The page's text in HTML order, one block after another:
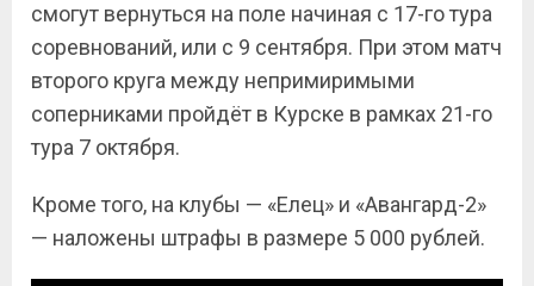
смогут вернуться на поле начиная с 17-го тура
соревнований, или с 9 сентября. При этом матч
второго круга между непримиримыми
соперниками пройдёт в Курске в рамках 21-го
тура 7 октября.
Кроме того, на клубы — «Елец» и «Авангард-2»
— наложены штрафы в размере 5 000 рублей.